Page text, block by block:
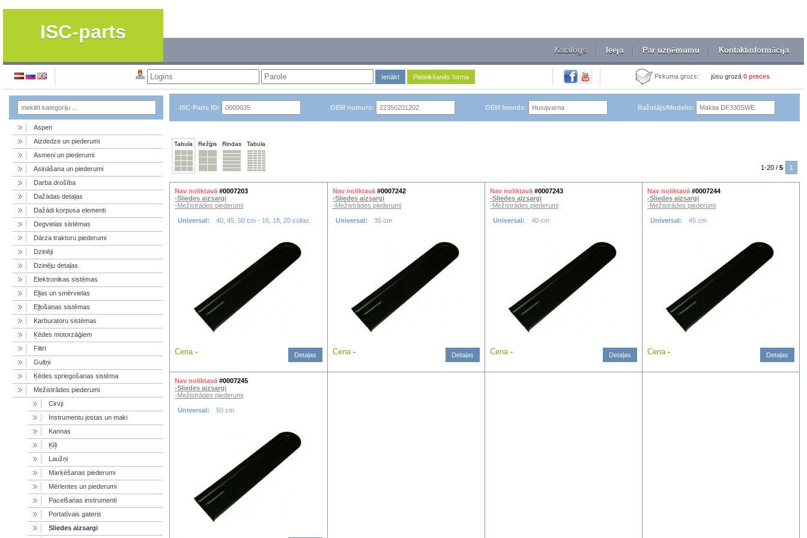
ISC-parts
Katalogs Ieeja Par uzņēmumu Kontaktinformācija
Ienākt Pieteikšanās forma Pirkuma grozs: jūsu grozā 0 preces
Aspen
Aizdedze un piederumi
Asmeņi un piederumi
Asināšana un piederumi
Darba drošība
Dažādas detaļas
Dažādi korpusa elementi
Degvielas sistēmas
Dārza traktoru piederumi
Dzinēji
Dzinēju detaļas
Elektronikas sistēmas
Eļļas un smērvielas
Eļļošanas sistēmas
Karburatoru sistēmas
Ķēdes motorzāģiem
Filtri
Gultņi
Ķēdes spriegošanas sistēma
Mežistrādes piederumi
Cirvji
Instrumentu jostas un maki
Kannas
Ķīļi
Laužņi
Marķēšanas piederumi
Mērlentes un piederumi
Pacelšanas instrumenti
Portatīvais gateris
Sliedes aizsargi
ISC-Parts ID: OEM numurs: OEM brends: Ražotājs/Modelis:
Tabula Režģis Rindas Tabula
1-20 / 5 1
Nav noliktavā #0007203
-Sliedes aizsargi
-Mežistrādes piederumi
Universal: 40, 45, 50 cm - 16, 18, 20 collas
Cena - Detaļas
Nav noliktavā #0007242
-Sliedes aizsargi
-Mežistrādes piederumi
Universal: 35 cm
Cena - Detaļas
Nav noliktavā #0007243
-Sliedes aizsargi
-Mežistrādes piederumi
Universal: 40 cm
Cena - Detaļas
Nav noliktavā #0007244
-Sliedes aizsargi
-Mežistrādes piederumi
Universal: 45 cm
Cena - Detaļas
Nav noliktavā #0007245
-Sliedes aizsargi
-Mežistrādes piederumi
Universal: 50 cm